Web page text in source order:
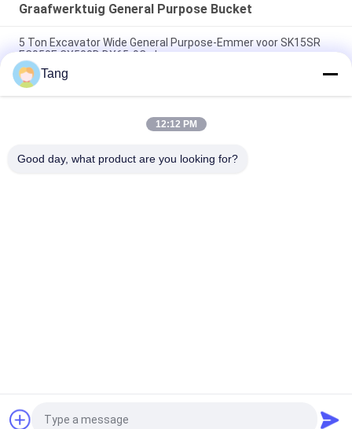
Graafwerktuig General Purpose Bucket
5 Ton Excavator Wide General Purpose-Emmer voor SK15SR
EC950E CX500D DX65-9C plus
4 duim 1 Graafwerktuig Earth Moving Bucket voor Hyundai R50
- R300
Aangepaste het Algemene Doelemmer van NM400 voor 120
Vraag een offerte aan
Tang
12:12 PM
Good day, what product are you looking for?